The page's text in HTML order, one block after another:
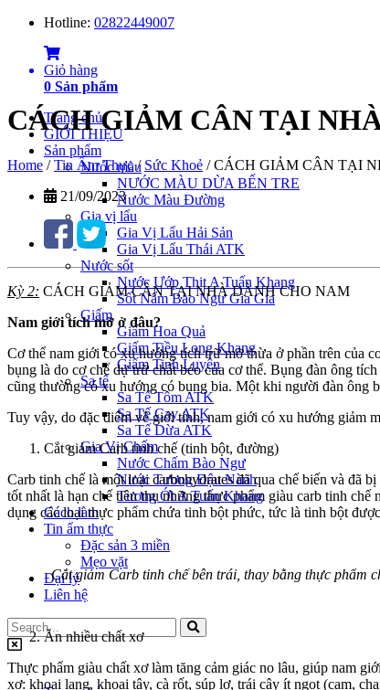
Hotline: 02822449007
Giỏ hàng
0 Sản phẩm
Trang chủ
GIỚI THIỆU
Sản phẩm
Nước màu
NƯỚC MÀU DỪA BẾN TRE
Nước Màu Đường
Gia vị lẩu
Gia Vị Lẩu Hải Sản
Gia Vị Lẩu Thái ATK
Nước sốt
Nước Ướp Thịt A Tuấn Khang
Sốt Nấm Bào Ngư Gia Gia
Giấm
Giấm Hoa Quả
Giấm Tiều Long Khang
Giấm Tinh Luyện
Sa tế
Sa Tế Tôm ATK
Sa Tế Cay ATK
Sa Tế Dừa ATK
Gia Vị Chấm
Nước Chấm Bào Ngư
Nước Tương Đậu Nành
Tương Ớt A Tuấn Khang
Cách làm
Tin ẩm thực
Đặc sản 3 miền
Mẹo vặt
Đại lý
Liên hệ
CÁCH GIẢM CÂN TẠI
Home /Tin Ẩm Thực/ Sức Khoẻ /CÁCH GIẢM CÂN TẠI
21/09/2023
Kỳ 2: CÁCH GIẢM CÂN TẠI NHÀ DÀNH CHO NAM
Nam giới tích mỡ ở đâu?
Cơ thể nam giới có xu hướng tích trữ mỡ thừa ở phần trên của
bụng là do cơ chế dự trữ chất béo của cơ thể. Bụng đàn ông
cũng thường có xu hướng có bụng bia. Một khi người đàn ông
Tuy vậy, do đặc điểm về giới tính, nam giới có xu hướng giảm
Cắt giảm Carb tinh chế (tinh bột, đường)
Carb tinh chế là một loại carbohydrates đã qua chế biến và đã
tốt nhất là hạn chế tiêu thụ những thực phẩm giàu carb tinh
dụng các loại thực phẩm chứa tinh bột phức, tức là tinh bột
Cắt giảm Carb tinh chế bên trái, thay bằng thực phẩm
Ăn nhiều chất xơ
Thực phẩm giàu chất xơ làm tăng cảm giác no lâu, giúp nam
xơ: khoai lang, khoai tây, cà rốt, súp lơ, trái cây ít ngọt (cam,